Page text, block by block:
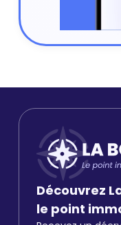
Découvrez
le point